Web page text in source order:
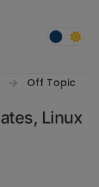
Off Topic
Linux